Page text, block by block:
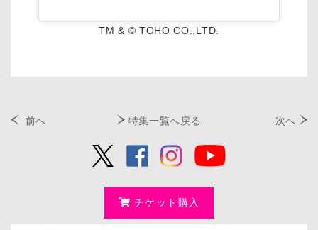
TM & © TOHO CO.,LTD.
前へ 特集一覧へ戻る 次へ
チケット購入